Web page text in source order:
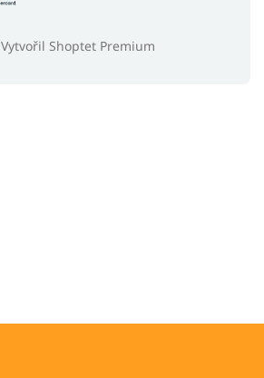
Vytvořil Shoptet Premium